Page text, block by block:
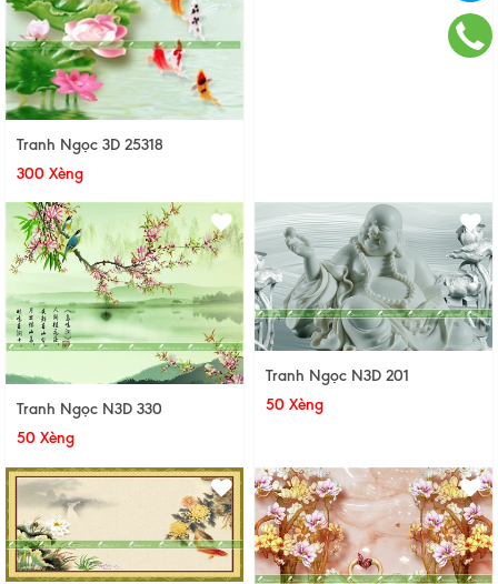
Tranh Ngọc 3D 25318
300 Xèng
Tranh Ngọc N3D 330
50 Xèng
Tranh Ngọc N3D 201
50 Xèng